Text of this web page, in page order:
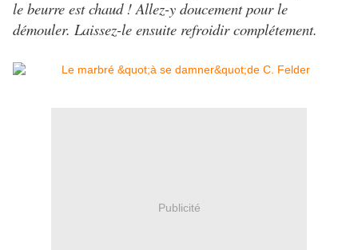
le beurre est chaud ! Allez-y doucement pour le
démouler. Laissez-le ensuite refroidir complétement.
Publicité